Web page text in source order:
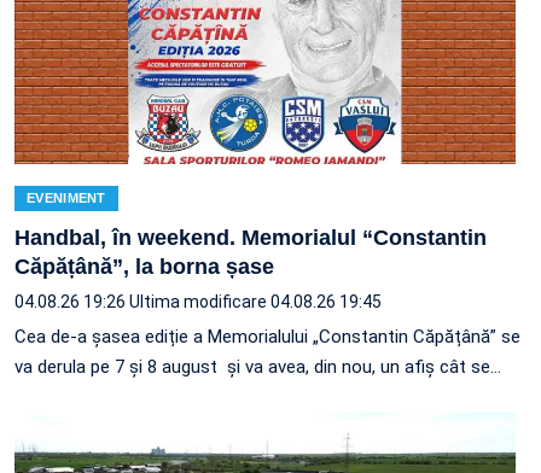
EVENIMENT
Handbal, în weekend. Memorialul “Constantin
Căpățână”, la borna șase
04.08.26 19:26 Ultima modificare 04.08.26 19:45
Cea de-a șasea ediție a Memorialului „Constantin Căpățână” se
va derula pe 7 și 8 august și va avea, din nou, un afiș cât se…